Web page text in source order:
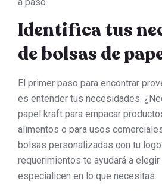
Identifica tus
de bolsas de
El primer paso para encontrar
es entender tus necesidades.
papel kraft para empacar
alimentos o para usos
bolsas personalizadas con tu
requerimientos te ayudará a
especialicen en lo que necesitas.